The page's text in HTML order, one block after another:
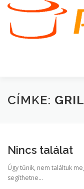
Tovább
tartalomhoz
KEZDŐOLDAL
VÁSÁRLÁSI
CÍMKE:
Nincs találat
Úgy tűnik, nem találtuk
segíthetne...